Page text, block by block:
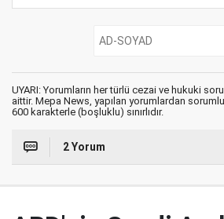
UYARI: Yorumların her türlü cezai ve hukuki
aittir. Mepa News, yapılan yorumlardan
600 karakterle (boşluklu) sınırlıdır.
2 Yorum